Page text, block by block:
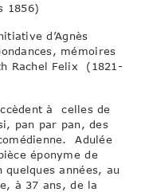
1856)
d’Agnès
mémoires
Rachel Felix (1821-
à celles de
pan par pan, des
Adulée
éponyme de
quelques années, au
à 37 ans, de la